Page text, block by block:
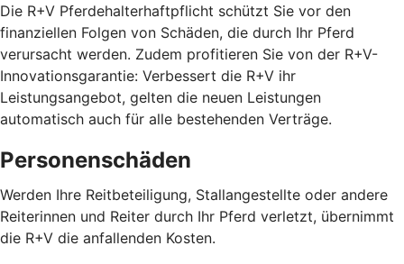
Die R+V Pferdehalterhaftpflicht schützt Sie vor den
finanziellen Folgen von Schäden, die durch Ihr Pferd
verursacht werden. Zudem profitieren Sie von der R+V-
Innovationsgarantie: Verbessert die R+V ihr
Leistungsangebot, gelten die neuen Leistungen
automatisch auch für alle bestehenden Verträge.
Personenschäden
Werden Ihre Reitbeteiligung, Stallangestellte oder andere
Reiterinnen und Reiter durch Ihr Pferd verletzt, übernimmt
die R+V die anfallenden Kosten.